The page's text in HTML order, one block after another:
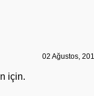
02 Ağustos,
için.